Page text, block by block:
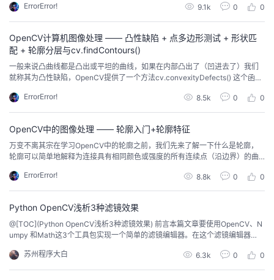
破损或变形，也可以检测出形状，我们将看到它**如何作用于一条线**
ErrorError! 9.1k 0 0
OpenCV计算机图像处理 —— 凸性缺陷 + 点多边形测试 + 形状匹
配 + 轮廓分层与cv.findContours()
一般来说凸曲线都是凸出或平坦的曲线，如果在内部凸出了（凹进去了）我们
就称其为凸性缺陷，OpenCV提供了一个方法cv.convexityDefects() 这个函数
距离】，我们可以用图像把它形象化，我们画一条连接起点和终点的线，然后
在最远处画一个圆
ErrorError! 8.5k 0 0
OpenCV中的图像处理 —— 轮廓入门+轮廓特征
万变不离其宗在学习OpenCV中的轮廓之前，我们先来了解一下什么是轮廓，
轮廓可以简单地解释为连接具有相同颜色或强度的所有连续点（沿边界）的曲
ErrorError!
8.8k 0 0
Python OpenCV浅析3种滤镜效果
@[TOC](Python OpenCV浅析3种滤镜效果) 前言本篇文章要使用OpenCV、N
umpy 和Math这3个工具包实现一个简单的滤镜编辑器。在这个滤镜编辑器
文章将对目标图像（如图1所示）进行处理，使得目标图像分别呈现浮雕滤镜
（如图2所示）、雕刻滤镜（如图3所示）和凸透镜滤镜（如图4所示）的视觉
苏州程序大白 6.3k 0 0